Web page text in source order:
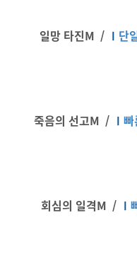
일망 타진M / Ⅰ 단
죽음의 선고M / Ⅰ 빠
회심의 일격M / Ⅰ